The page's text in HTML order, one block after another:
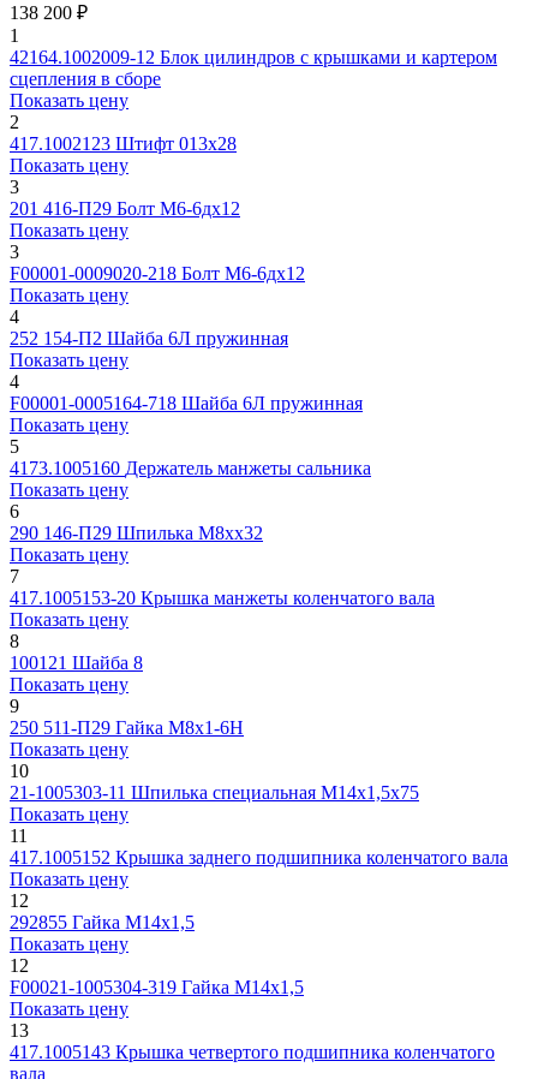
138 200 ₽
1
42164.1002009-12 Блок цилиндров с крышками и картером
сцепления в сборе
Показать цену
2
417.1002123 Штифт 013х28
Показать цену
3
201 416-П29 Болт М6-6дх12
Показать цену
3
F00001-0009020-218 Болт М6-6дх12
Показать цену
4
252 154-П2 Шайба 6Л пружинная
Показать цену
4
F00001-0005164-718 Шайба 6Л пружинная
Показать цену
5
4173.1005160 Держатель манжеты сальника
Показать цену
6
290 146-П29 Шпилька М8хx32
Показать цену
7
417.1005153-20 Крышка манжеты коленчатого вала
Показать цену
8
100121 Шайба 8
Показать цену
9
250 511-П29 Гайка М8х1-6Н
Показать цену
10
21-1005303-11 Шпилька специальная М14х1,5х75
Показать цену
11
417.1005152 Крышка заднего подшипника коленчатого вала
Показать цену
12
292855 Гайка М14х1,5
Показать цену
12
F00021-1005304-319 Гайка М14х1,5
Показать цену
13
417.1005143 Крышка четвертого подшипника коленчатого
вала